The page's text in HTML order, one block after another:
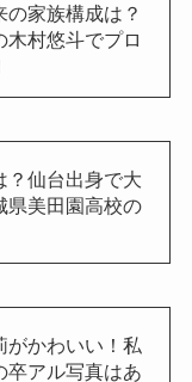
の家族構成は？
木村悠斗でプロ
？仙台出身で大
県美田園高校の
がかわいい！私
卒アル写真はあ